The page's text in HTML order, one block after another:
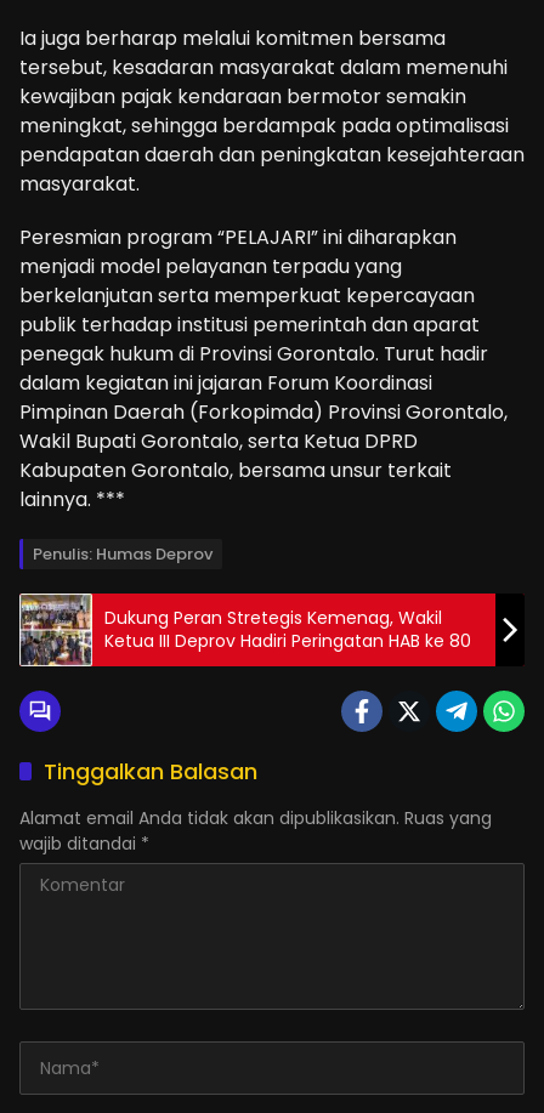
Ia juga berharap melalui komitmen bersama
tersebut, kesadaran masyarakat dalam memenuhi
kewajiban pajak kendaraan bermotor semakin
meningkat, sehingga berdampak pada optimalisasi
pendapatan daerah dan peningkatan kesejahteraan
masyarakat.
Peresmian program “PELAJARI” ini diharapkan
menjadi model pelayanan terpadu yang
berkelanjutan serta memperkuat kepercayaan
publik terhadap institusi pemerintah dan aparat
penegak hukum di Provinsi Gorontalo. Turut hadir
dalam kegiatan ini jajaran Forum Koordinasi
Pimpinan Daerah (Forkopimda) Provinsi Gorontalo,
Wakil Bupati Gorontalo, serta Ketua DPRD
Kabupaten Gorontalo, bersama unsur terkait
lainnya. ***
Penulis: Humas Deprov
Dukung Peran Stretegis Kemenag, Wakil
Ketua III Deprov Hadiri Peringatan HAB ke 80
Tinggalkan Balasan
Alamat email Anda tidak akan dipublikasikan. Ruas yang
wajib ditandai *